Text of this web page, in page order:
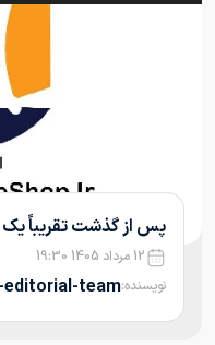
پس از گذشت تقریباً یک
12 مرداد 1405 19:30
نویسنده:team